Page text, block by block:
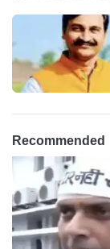
Recommended